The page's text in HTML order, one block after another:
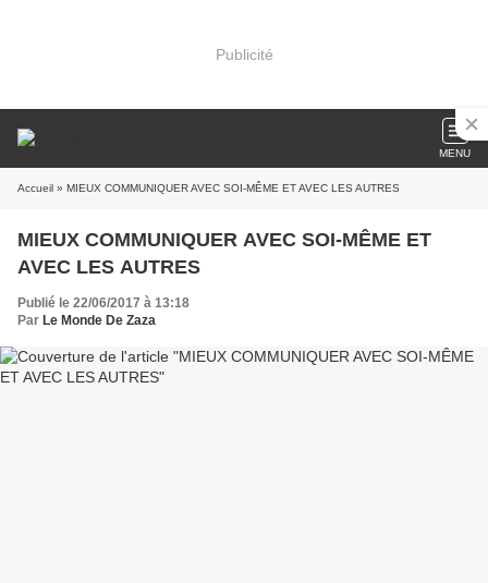
Publicité
MENU
Accueil » MIEUX COMMUNIQUER AVEC SOI-MÊME ET AVEC LES AUTRES
MIEUX COMMUNIQUER AVEC SOI-MÊME ET
AVEC LES AUTRES
Publié le 22/06/2017 à 13:18
Par Le Monde De Zaza